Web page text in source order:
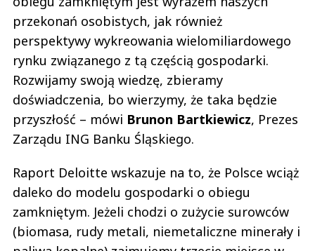
przekonań osobistych, jak również
perspektywy wykreowania wielomiliardowego
rynku związanego z tą częścią gospodarki.
Rozwijamy swoją wiedzę, zbieramy
doświadczenia, bo wierzymy, że taka będzie
przyszłość – mówi Brunon Bartkiewicz, Prezes
Zarządu ING Banku Śląskiego.
Raport Deloitte wskazuje na to, że Polsce wciąż
daleko do modelu gospodarki o obiegu
zamkniętym. Jeżeli chodzi o zużycie surowców
(biomasa, rudy metali, niemetaliczne minerały i